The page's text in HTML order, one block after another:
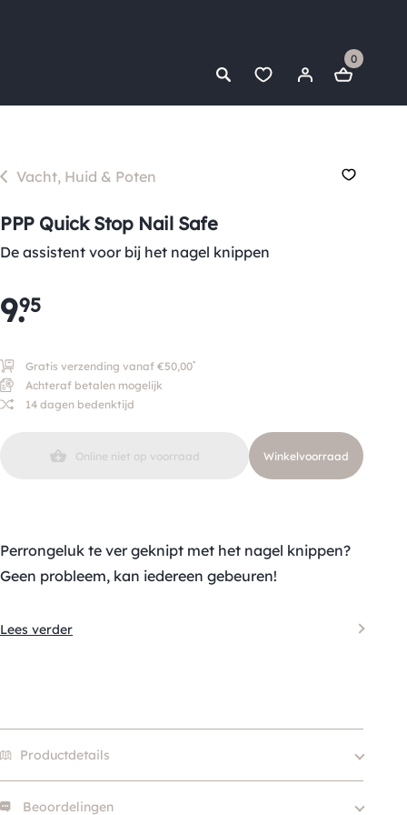
0
Vacht, Huid & Poten
PPP Quick Stop Nail Safe
De assistent voor bij het nagel knippen
9.95
Gratis verzending vanaf €50,00*
Achteraf betalen mogelijk
14 dagen bedenktijd
Online niet op voorraad Winkelvoorraad
Perrongeluk te ver geknipt met het nagel knippen?
Geen probleem, kan iedereen gebeuren!
Lees verder
Productdetails
Beoordelingen